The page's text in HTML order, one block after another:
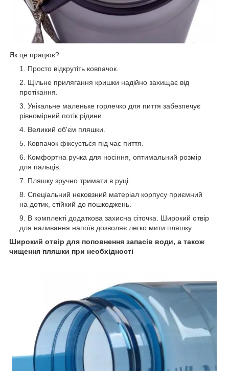
Як це працює?
Просто відкрутіть ковпачок.
Щільне прилягання кришки надійно захищає від
протікання.
Унікальне маленьке горлечко для пиття забезпечує
рівномірний потік рідини.
Великий об'єм пляшки.
Ковпачок фіксується під час пиття.
Комфортна ручка для носіння, оптимальний розмір
для пальців.
Пляшку зручно тримати в руці.
Спеціальний нековзний матеріал корпусу приємний
на дотик, стійкий до пошкоджень.
В комплекті додаткова захисна сіточка. Широкий отвір
для наливання напоїв дозволяє легко мити пляшку.
Широкий отвір для поповнення запасів води, а також
чищення пляшки при необхідності